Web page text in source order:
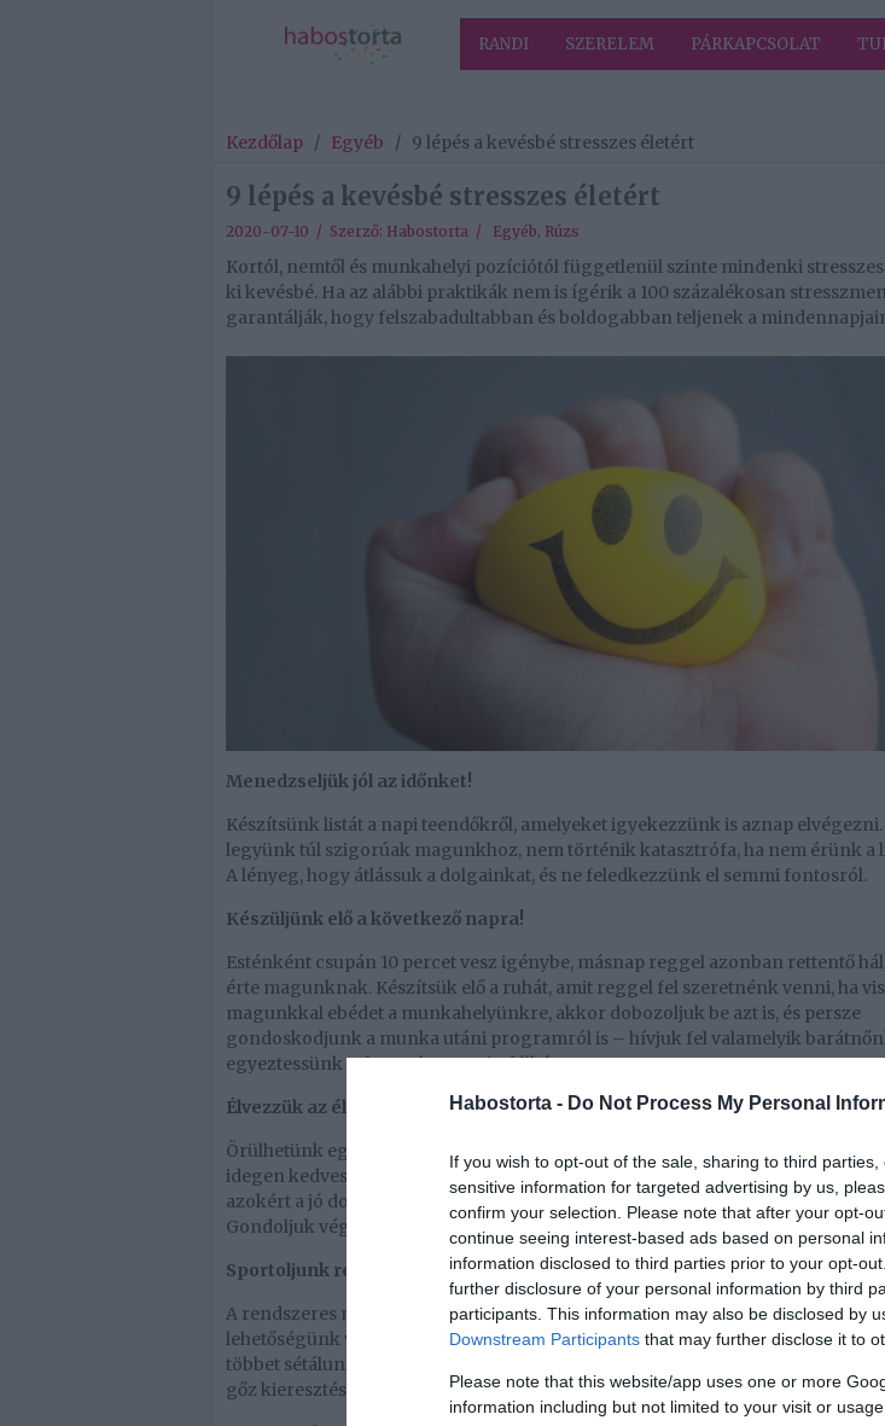
Habostorta - Do Not Process My Personal
If you wish to opt-out of the sale, sharing to third
sensitive information for targeted advertising by us,
confirm your selection. Please note that after your opt-
continue seeing interest-based ads based on personal
information disclosed to third parties prior to your opt-
further disclosure of your personal information by third
participants. This information may also be disclosed by
Downstream Participants that may further disclose it to
Please note that this website/app uses one or more
information including but not limited to your visit or
RANDI SZERELEM PÁRKAPCSOLAT
Kezdőlap / Egyéb / 9 lépés a kevésbé stresszes életért
9 lépés a kevésbé stresszes életért
2020-07-10 / Szerző: Habostorta / Egyéb, Rúzs
Kortól, nemtől és munkahelyi pozíciótól függetlenül szinte mindenki
ki kevésbé. Ha az alábbi praktikák nem is ígérik a 100 százalékosan
garantálják, hogy felszabadultabban és boldogabban teljenek a
Menedzseljük jól az időnket!
Készítsünk listát a napi teendőkről, amelyeket igyekezzünk is aznap
legyünk túl szigorúak magunkhoz, nem történik katasztrófa, ha nem érünk a
A lényeg, hogy átlássuk a dolgainkat, és ne feledkezzünk el semmi fontosról.
Készüljünk elő a következő napra!
Esténként csupán 10 percet vesz igénybe, másnap reggel azonban rettentő
érte magunknak. Készítsük elő a ruhát, amit reggel fel szeretnénk venni, ha
magunkkal ebédet a munkahelyünkre, akkor dobozoljuk be azt is, és persze
gondoskodjunk a munka utáni programról is – hívjuk fel valamelyik
egyeztessünk vele egy kora esti találkát.
Élvezzük az élet apró örömeit!
Örülhetünk egy jól elkészített kávénak, annak, ha sikerül elkerülni a dugókat,
idegen kedves mosolya is jókedvre deríthet minket. A lényeg, hogy legyünk
azokért a jó dolgokért, amik történnek velünk – akkor is, ha azok nem nagy
Gondoljuk végig minden nap, hogy mennyi pozitív dolog ért minket aznap.
Sportoljunk rendszeresen!
A rendszeres mozgás csökkenti a stresszt és erősíti az immunrendszert. Ha
lehetőségünk vagy időnk sportolni, akkor már azzal is komoly előrelépést
többet sétálunk. Egy tízperces séta is tud ugyanis olyan hatásos lenni
gőz kieresztése érdekében), mint egy 45 perces aerobikóra.